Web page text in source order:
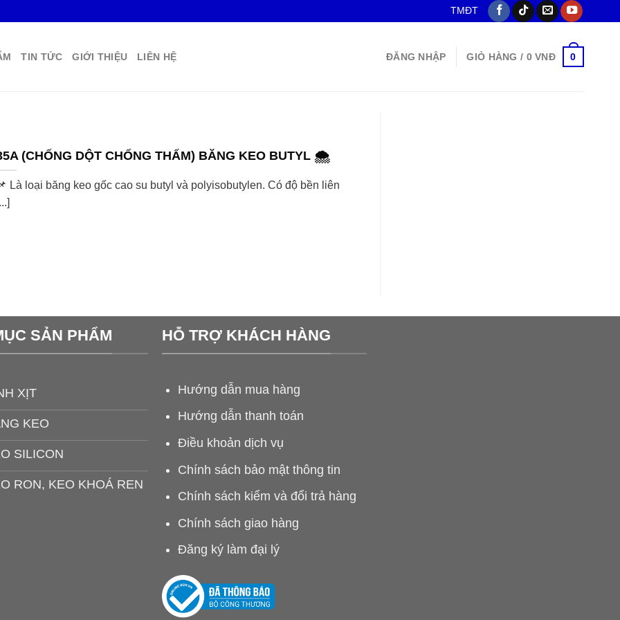
TMĐT
TIN TỨC GIỚI THIỆU LIÊN HỆ ĐĂNG NHẬP GIỎ HÀNG / 0VNĐ 0
(CHỐNG DỘT CHỐNG THẤM) BĂNG KEO BUTYL 🌨️
Là loại băng keo gốc cao su butyl và polyisobutylen. Có độ bền liên
SẢN PHẨM
XỊT
KEO
SILICON
RON, KEO KHOÁ REN
HỖ TRỢ KHÁCH HÀNG
Hướng dẫn mua hàng
Hướng dẫn thanh toán
Điều khoản dịch vụ
Chính sách bảo mật thông tin
Chính sách kiểm và đổi trả hàng
Chính sách giao hàng
Đăng ký làm đại lý